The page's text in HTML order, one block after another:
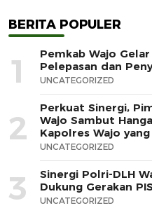
BERITA POPULER
1
Pemkab Wajo
Pelepasan dan
UNCATEGORIZED
2
Perkuat Sinergi,
Wajo Sambut
Kapolres Wajo
UNCATEGORIZED
3
Sinergi Polri-DLH
Dukung Gerakan
UNCATEGORIZED